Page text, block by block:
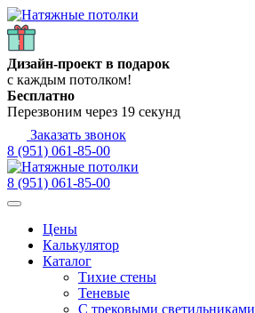
Дизайн-проект в подарок
с каждым потолком!
Бесплатно
Перезвоним через 19 секунд
Заказать звонок
8 (951) 061-85-00
8 (951) 061-85-00
Цены
Калькулятор
Каталог
Тихие стены
Теневые
С трековыми светильниками